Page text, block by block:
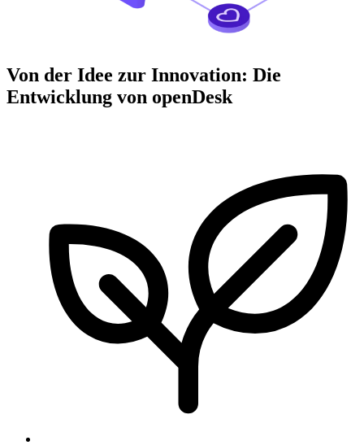
Von der Idee zur Innovation: Die
Entwicklung von openDesk